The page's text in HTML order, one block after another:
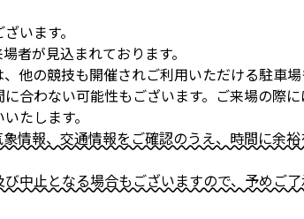
います。
者が見込まれております。
他の競技も開催されご利用いただける駐車
合わない可能性もございます。ご来場の際
たします。
情報、交通情報をご確認のうえ、時間に余
中止となる場合もございますので、予めご了